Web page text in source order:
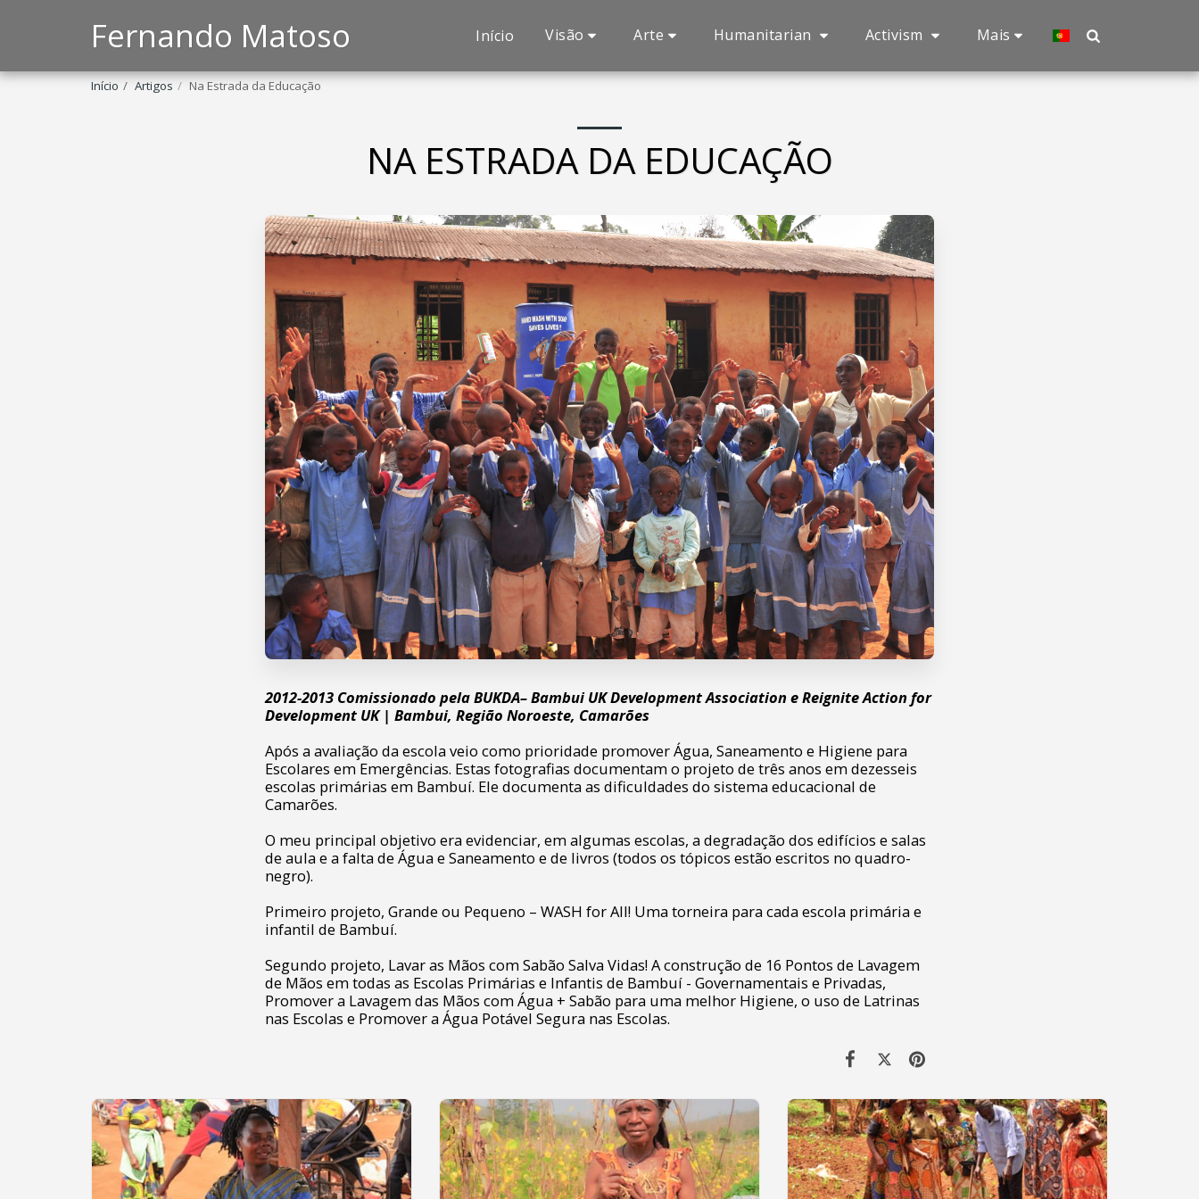
Fernando Matoso Início Visão Arte Humanitarian Activism Mais
Início Artigos Na Estrada da Educação
NA ESTRADA DA EDUCAÇÃO
2012-2013 Comissionado pela BUKDA– Bambui UK Development Association e Reignite Action for
Development UK | Bambui, Região Noroeste, Camarões
Após a avaliação da escola veio como prioridade promover Água, Saneamento e Higiene para
Escolares em Emergências. Estas fotografias documentam o projeto de três anos em dezesseis
escolas primárias em Bambuí. Ele documenta as dificuldades do sistema educacional de
Camarões.
O meu principal objetivo era evidenciar, em algumas escolas, a degradação dos edifícios e salas
de aula e a falta de Água e Saneamento e de livros (todos os tópicos estão escritos no quadro-
negro).
Primeiro projeto, Grande ou Pequeno – WASH for All! Uma torneira para cada escola primária e
infantil de Bambuí.
Segundo projeto, Lavar as Mãos com Sabão Salva Vidas! A construção de 16 Pontos de Lavagem
de Mãos em todas as Escolas Primárias e Infantis de Bambuí - Governamentais e Privadas,
Promover a Lavagem das Mãos com Água + Sabão para uma melhor Higiene, o uso de Latrinas
nas Escolas e Promover a Água Potável Segura nas Escolas.